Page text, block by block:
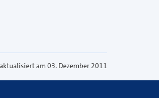
am 03. Dezember 2011